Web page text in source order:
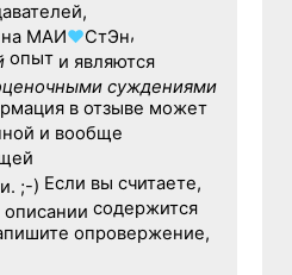
на МАИ♥СтЭн,
опыт и являются
суждениями
в отзыве может
и вообще
;-) Если вы считаете,
содержится
опровержение,